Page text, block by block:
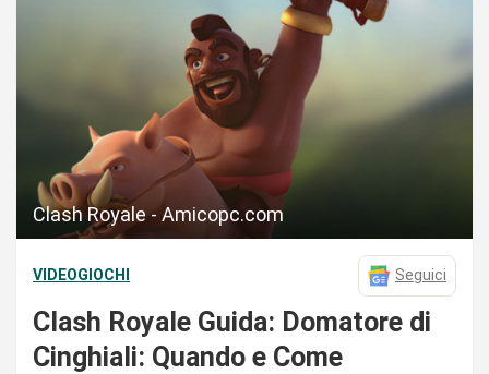
Clash Royale - Amicopc.com
VIDEOGIOCHI Seguici
Clash Royale Guida: Domatore di
Cinghiali: Quando e Come